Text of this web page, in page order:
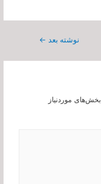
نوشته بعد ←
بخش‌های موردنیاز